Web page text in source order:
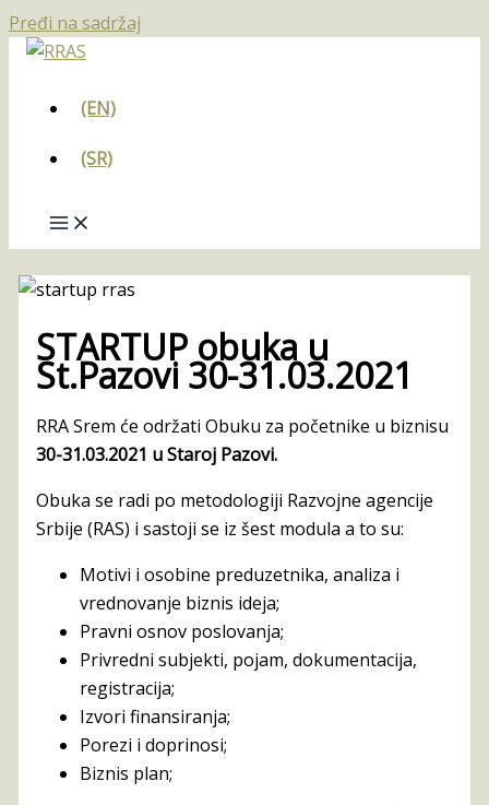
Pređi na sadržaj
(EN)
(SR)
STARTUP obuka u
St.Pazovi 30-31.03.2021
RRA Srem će održati Obuku za početnike u biznisu
30-31.03.2021 u Staroj Pazovi.
Obuka se radi po metodologiji Razvojne agencije
Srbije (RAS) i sastoji se iz šest modula a to su:
Motivi i osobine preduzetnika, analiza i
vrednovanje biznis ideja;
Pravni osnov poslovanja;
Privredni subjekti, pojam, dokumentacija,
registracija;
Izvori finansiranja;
Porezi i doprinosi;
Biznis plan;